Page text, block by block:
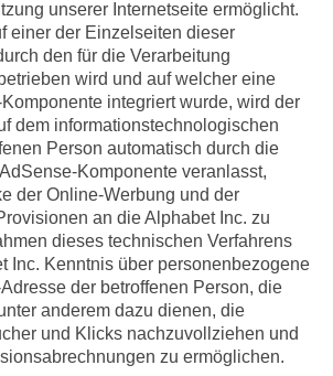
unserer Internetseite ermöglicht.
einer der Einzelseiten dieser
den für die Verarbeitung
wird und auf welcher eine
integriert wurde, wird der
dem informationstechnologischen
Person automatisch durch die
Komponente veranlasst,
der Online-Werbung und der
an die Alphabet Inc. zu
dieses technischen Verfahrens
Inc. Kenntnis über personenbezogene
der betroffenen Person, die
anderem dazu dienen, die
und Klicks nachzuvollziehen und
zu ermöglichen.